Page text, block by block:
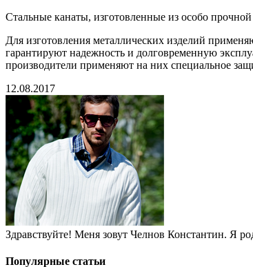
Стальные канаты, изготовленные из особо
Для изготовления металлических изделий
гарантируют надежность и долговременную
производители применяют на них специальное
12.08.2017
Здравствуйте! Меня зовут Челнов Константин. Я
Популярные статьи